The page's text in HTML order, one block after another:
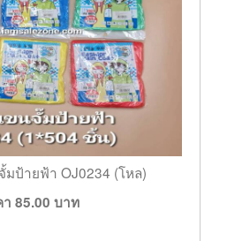
มป้ายฟ้า OJ0234 (โหล)
85.00 บาท